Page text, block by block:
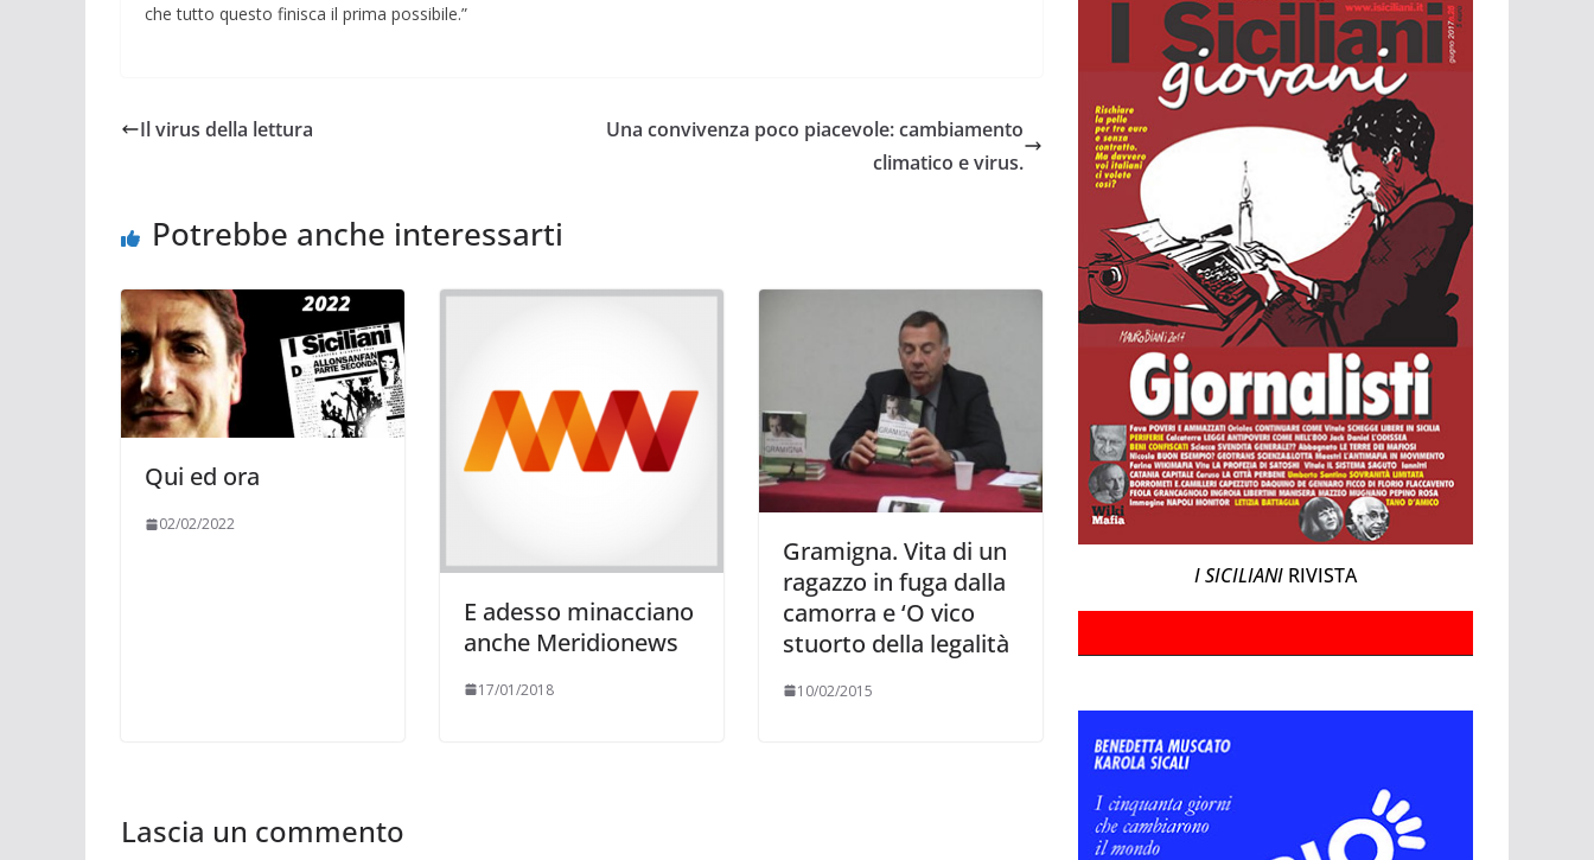
che tutto questo finisca il prima possibile.”
Il virus della lettura
Una convivenza poco piacevole: cambiamento
climatico e virus.
Potrebbe anche interessarti
Qui ed ora
02/02/2022
E adesso minacciano
anche Meridionews
17/01/2018
Gramigna. Vita di un
ragazzo in fuga dalla
camorra e ‘O vico
stuorto della legalità
10/02/2015
Lascia un commento
I SICILIANI RIVISTA